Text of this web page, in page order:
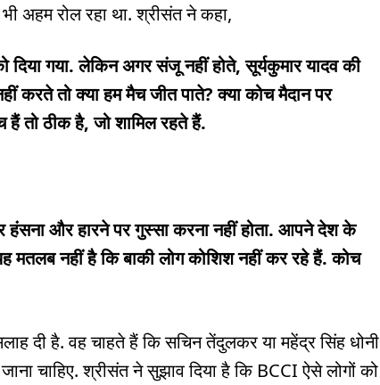
अहम रोल रहा था. श्रीसंत ने कहा,
दिया गया. लेकिन अगर संजू नहीं होते, सूर्यकुमार यादव की
करते तो क्या हम मैच जीत पाते? क्या कोच मैदान पर
तो ठीक है, जो शामिल रहते हैं.
हंसना और हारने पर गुस्सा करना नहीं होता. आपने देश के
मतलब नहीं है कि बाकी लोग कोशिश नहीं कर रहे हैं. कोच
दी है. वह चाहते हैं कि सचिन तेंदुलकर या महेंद्र सिंह धोनी
चाहिए. श्रीसंत ने सुझाव दिया है कि BCCI ऐसे लोगों को